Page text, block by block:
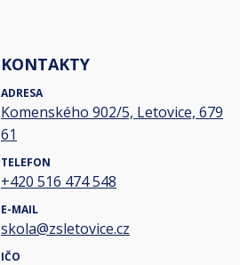
KONTAKTY
ADRESA
Komenského 902/5, Letovice, 679
61
TELEFON
+420 516 474 548
E-MAIL
skola@zsletovice.cz
IČO